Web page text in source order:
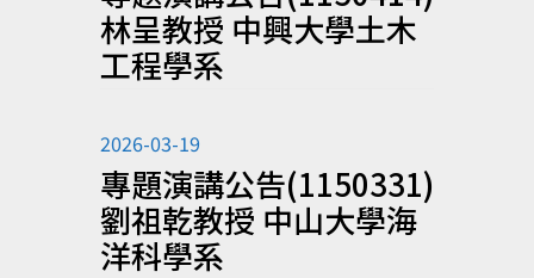
林呈教授 中興大學土木
工程學系
2026-03-19
專題演講公告(1150331)
劉祖乾教授 中山大學海
洋科學系